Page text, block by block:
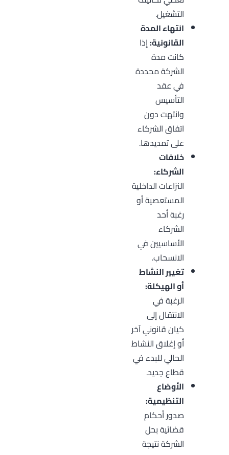
التشغيل.
انتهاء المدة
القانونية:إذا
كانت مدة
الشركة محددة
في عقد
التأسيس
وانتهت دون
اتفاق الشركاء
على تمديدها.
خلافات
الشركاء:
النزاعات الداخلية
المستعصية أو
رغبة أحد
الشركاء
الأساسيين في
الانسحاب.
تغيير النشاط
أو الهيكلة:
الرغبة في
الانتقال إلى
كيان قانوني آخر
أو إغلاق النشاط
الحالي للبدء في
قطاع جديد.
الأوضاع
التنظيمية:
صدور أحكام
قضائية بحل
الشركة نتيجة